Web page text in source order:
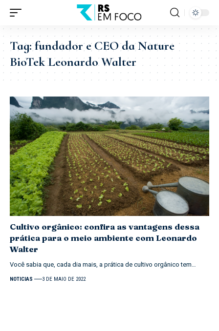
Tag:fundador e CEO da Nature
BioTek Leonardo Walter
Cultivo orgânico: confira as vantagens dessa
prática para o meio ambiente com Leonardo
Walter
Você sabia que, cada dia mais, a prática de cultivo orgânico tem…
NOTICIAS 3 DE MAIO DE 2022